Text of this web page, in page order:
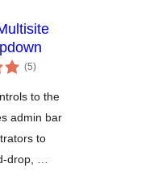
(5vērtējumu
kopsumma
)
to the
admin bar
to
drop, …